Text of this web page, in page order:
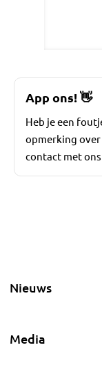
App ons!👋
Heb je een
opmerking
contact met
Nieuws
Media